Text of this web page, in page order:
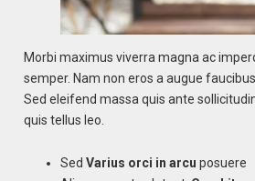
Morbi maximus viverra magna ac
semper. Nam non eros a augue
Sed eleifend massa quis ante
quis tellus leo.
SedVarius orci in arcu posuere